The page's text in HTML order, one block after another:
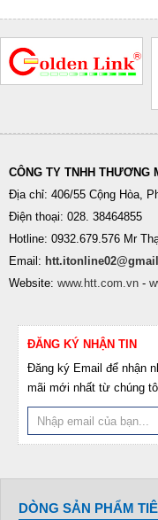
CÔNG TY TNHH THƯƠNG
Địa chỉ: 406/55 Cộng Hòa,
Điện thoại: 028. 38464855
Hotline: 0932.679.576 Mr
Email:
Website: www.htt.com.vn -
ĐĂNG KÝ NHẬN TIN
Đăng ký Email để nhận
mãi mới nhất từ chúng
DÒNG SẢN PHẨM